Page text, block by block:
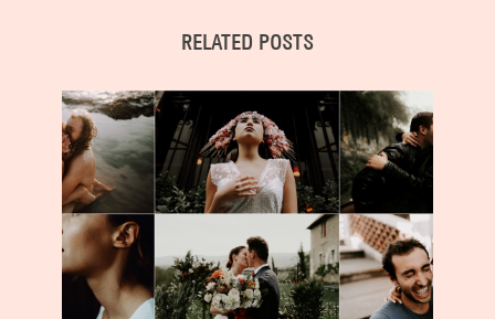
RELATED POSTS